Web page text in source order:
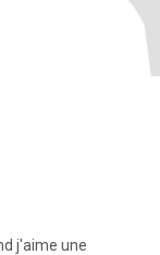
j'aime une